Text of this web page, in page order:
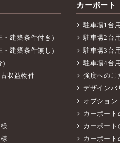
・建築条件付き)
・建築条件無し)
)
収益物件
カーポート
駐車場1台
駐車場2台
駐車場3台
駐車場4台
強度へのこ
デザインバ
オプション
カーポー
カーポー
カーポート